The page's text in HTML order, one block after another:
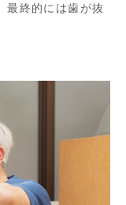
最終的には歯が抜